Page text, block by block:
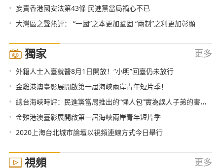
• 妄責香港國安法第43條 民進黨當局禍心不已
• 大灣區之聲熱評： “一國”之本更加鞏固 “兩制”之利更加彰顯
獨家 更多
• 外籍人士入臺就醫8月1日開放！“小明”回臺仍未放行
• 金雞港澳臺影展開啟第一屆海峽兩岸青年短片季！
• 總台海峽時評：民進黨當局推出的“懶人包”實為誤人子弟的害人包
• 金雞港澳臺影展開啟第一屆海峽兩岸青年短片季
• 2020上海台北城市論壇以視頻連線方式今日舉行
視頻 更多